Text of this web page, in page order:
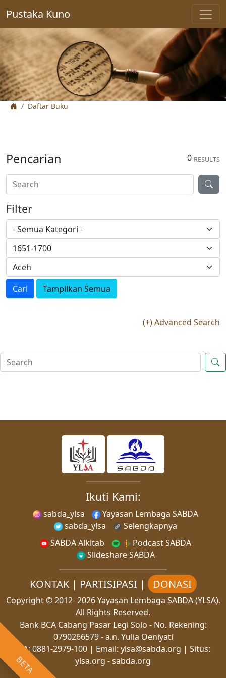
BETA
Pustaka Kuno
Daftar Buku
0 RESULTS
Pencarian
Filter
Cari Tampilkan Semua
(+) Advanced Search
Ikuti Kami:
sabda_ylsa
Yayasan Lembaga SABDA
sabda_ylsa
Selengkapnya
SABDA Alkitab
Podcast SABDA
Slideshare SABDA
KONTAK| PARTISIPASI | DONASI
Copyright© 2012-2026Yayasan Lembaga SABDA (YLSA).
All Rights Reserved.
Bank BCA Cabang Pasar Legi Solo - No. Rekening:
0790266579 - a.n. Yulia Oeniyati
WA: 0881-2979-100| Email: ylsa@sabda.org | Situs:
ylsa.org -sabda.org